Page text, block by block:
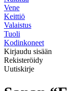
Vene
Keittiö
Valaistus
Tuoli
Kodinkoneet
Kirjaudu sisään
Rekisteröidy
Uutiskirje